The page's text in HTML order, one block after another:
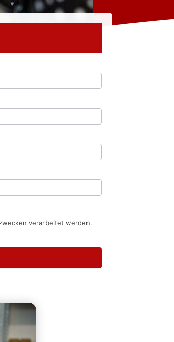
verarbeitet werden.